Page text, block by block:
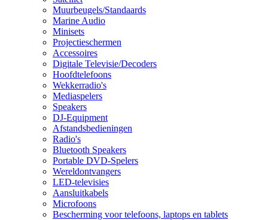
Muurbeugels/Standaards
Marine Audio
Minisets
Projectieschermen
Accessoires
Digitale Televisie/Decoders
Hoofdtelefoons
Wekkerradio's
Mediaspelers
Speakers
DJ-Equipment
Afstandsbedieningen
Radio's
Bluetooth Speakers
Portable DVD-Spelers
Wereldontvangers
LED-televisies
Aansluitkabels
Microfoons
Bescherming voor telefoons, laptops en tablets